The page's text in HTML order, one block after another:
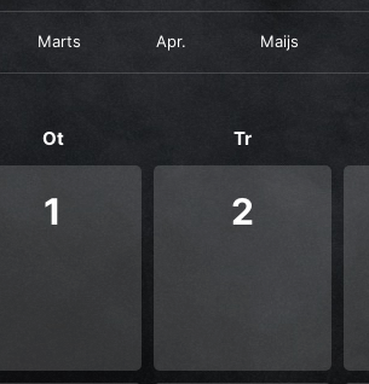
Marts Apr. Maijs
Ot Tr
1 2